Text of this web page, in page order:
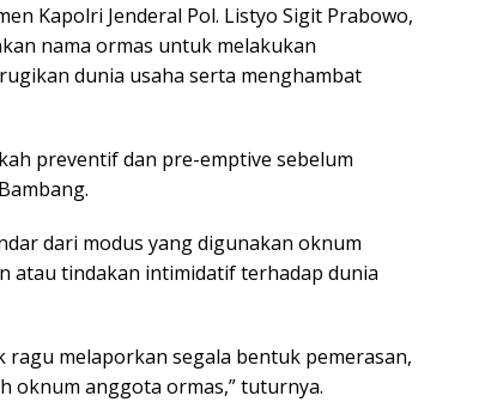
Kapolri Jenderal Pol. Listyo Sigit Prabowo,
nama ormas untuk melakukan
dunia usaha serta menghambat
preventif dan pre-emptive sebelum
dari modus yang digunakan oknum
atau tindakan intimidatif terhadap dunia
ragu melaporkan segala bentuk pemerasan,
oknum anggota ormas,” tuturnya.